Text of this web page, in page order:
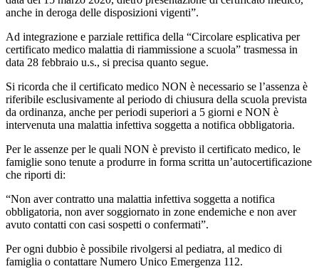
anche in deroga delle disposizioni vigenti”.
Ad integrazione e parziale rettifica della “Circolare esplicativa per
certificato medico malattia di riammissione a scuola” trasmessa in
data 28 febbraio u.s., si precisa quanto segue.
Si ricorda che il certificato medico NON è necessario se l’assenza è
riferibile esclusivamente al periodo di chiusura della scuola prevista
da ordinanza, anche per periodi superiori a 5 giorni e NON è
intervenuta una malattia infettiva soggetta a notifica obbligatoria.
Per le assenze per le quali NON è previsto il certificato medico, le
famiglie sono tenute a produrre in forma scritta un’autocertificazione
che riporti di:
“Non aver contratto una malattia infettiva soggetta a notifica
obbligatoria, non aver soggiornato in zone endemiche e non aver
avuto contatti con casi sospetti o confermati”.
Per ogni dubbio è possibile rivolgersi al pediatra, al medico di
famiglia o contattare Numero Unico Emergenza 112.